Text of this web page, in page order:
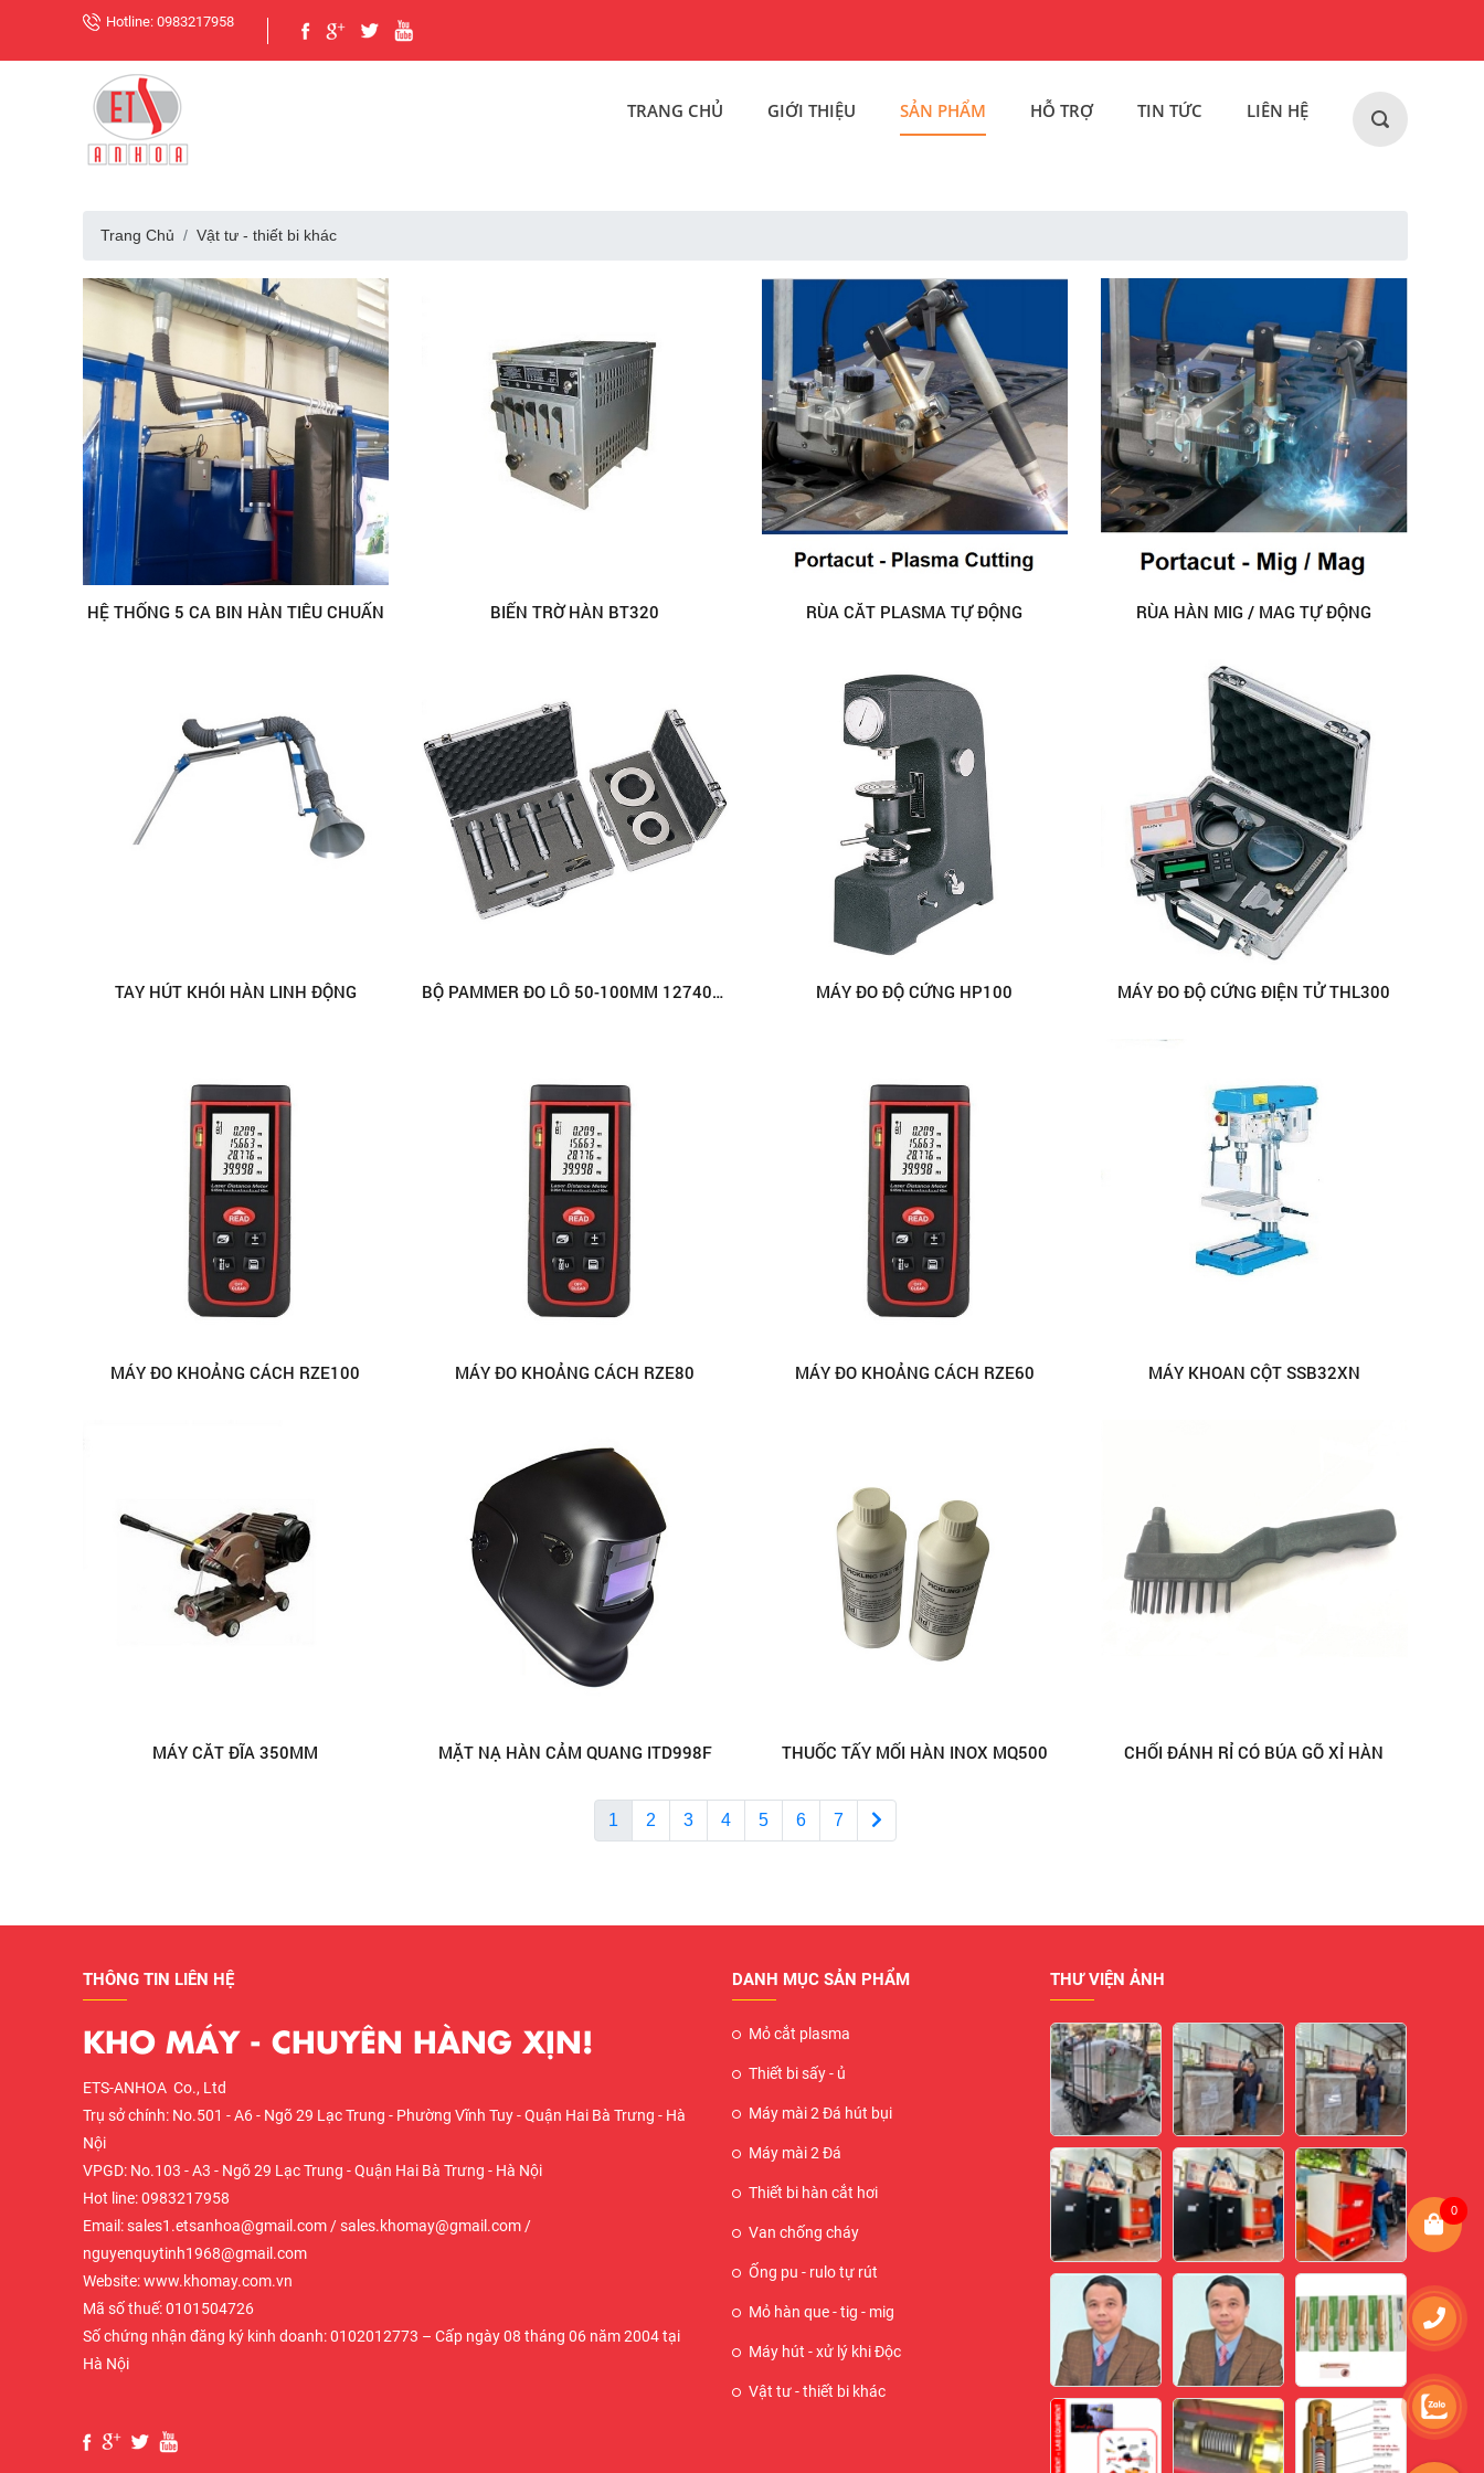
Hotline: 0983217958
TRANG CHỦ GIỚI THIỆU SẢN PHẨM HỖ TRỢ TIN TỨC LIÊN HỆ
Trang Chủ Vật tư - thiết bi khác
HỆ THỐNG 5 CA BIN HÀN TIÊU CHUẨN BIẾN TRỜ HÀN BT320 RÙA CẮT PLASMA TỰ ĐỘNG RÙA HÀN MIG / MAG TỰ ĐỘNG
TAY HÚT KHÓI HÀN LINH ĐỘNG BỘ PAMMER ĐO LỖ 50-100MM 127404 ( HIỆN SỐ) MÁY ĐO ĐỘ CỨNG HP100 MÁY ĐO ĐỘ CỨNG ĐIỆN TỬ THL300
MÁY ĐO KHOẢNG CÁCH RZE100 MÁY ĐO KHOẢNG CÁCH RZE80 MÁY ĐO KHOẢNG CÁCH RZE60 MÁY KHOAN CỘT SSB32XN
MÁY CẮT ĐĨA 350MM MẶT NẠ HÀN CẢM QUANG ITD998F THUỐC TẨY MỐI HÀN INOX MQ500 CHỔI ĐÁNH RỈ CÓ BÚA GÕ XỈ HÀN
1 2 3 4 5 6 7
THÔNG TIN LIÊN HỆ
KHO MÁY - CHUYÊN HÀNG XỊN!
ETS-ANHOA Co., Ltd
Trụ sở chính: No.501 - A6 - Ngõ 29 Lạc Trung - Phường Vĩnh Tuy - Quận Hai Bà Trưng - Hà
Nội
VPGD: No.103 - A3 - Ngõ 29 Lạc Trung - Quận Hai Bà Trưng - Hà Nội
Hot line: 0983217958
Email: sales1.etsanhoa@gmail.com / sales.khomay@gmail.com /
nguyenquytinh1968@gmail.com
Website: www.khomay.com.vn
Mã số thuế: 0101504726
Số chứng nhận đăng ký kinh doanh: 0102012773 – Cấp ngày 08 tháng 06 năm 2004 tại
Hà Nội
DANH MỤC SẢN PHẨM
Mỏ cắt plasma
Thiết bi sấy - ủ
Máy mài 2 Đá hút bụi
Máy mài 2 Đá
Thiết bi hàn cắt hơi
Van chống cháy
Ống pu - rulo tự rút
Mỏ hàn que - tig - mig
Máy hút - xử lý khi Độc
Vật tư - thiết bi khác
THƯ VIỆN ẢNH
0